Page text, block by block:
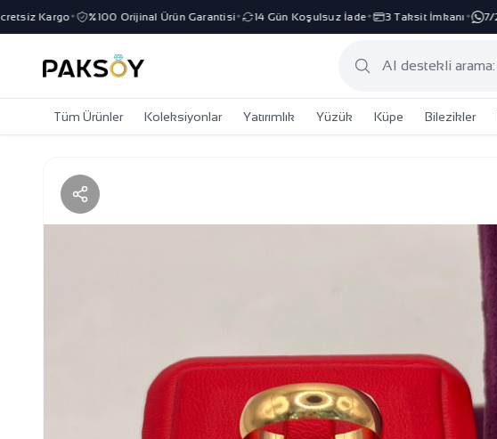
Kargo✦ %100 Orijinal Ürün Garantisi✦ 14 Gün Koşulsuz İade✦ 3 Taksit İmkanı✦ 7/24
Tüm Ürünler Koleksiyonlar Yatırımlık Yüzük Küpe Bilezikler